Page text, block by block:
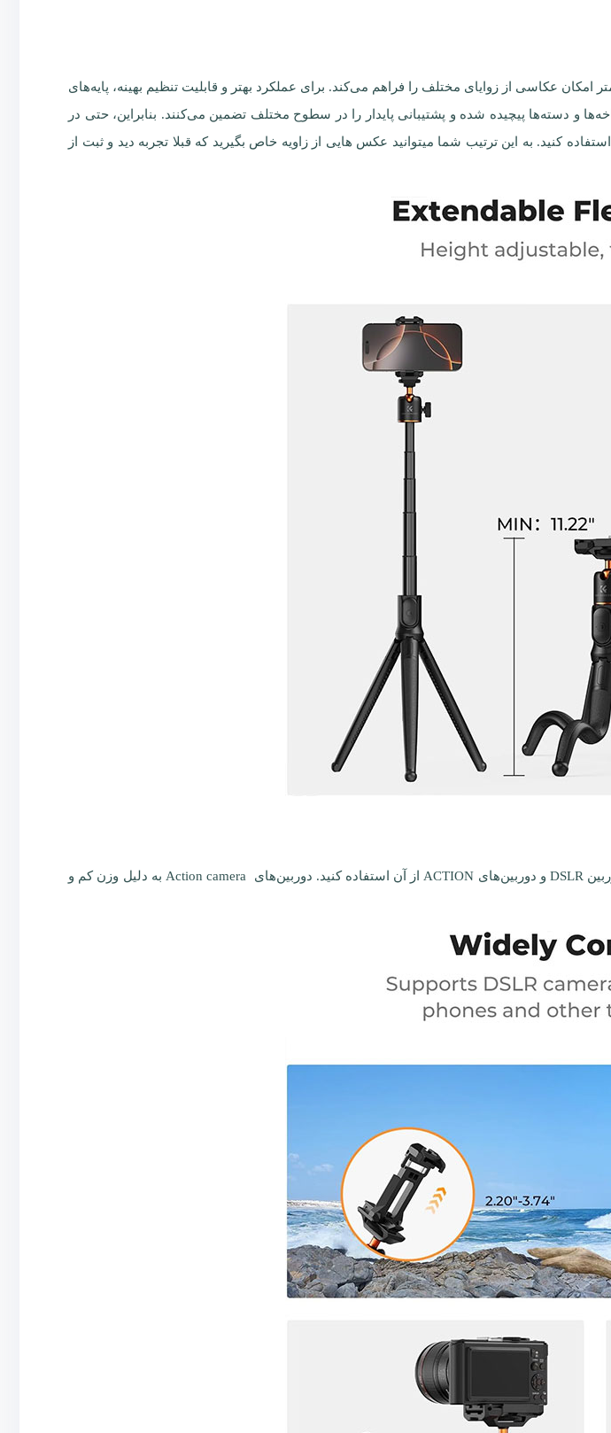
سلفی کوچک و سبک با قابلیت تنظیم ارتفاع از ۲۶ سانتی متر تا ۶۰ سانتی متر امکان عکاسی از زوایای مختلف را فراهم می‌کند. برای عملکرد بهتر و قابلیت تنظیم بهینه، پایه‌های
و دسته‌ها پیچیده شده و پشتیبانی پایدار را در سطوح مختلف تضمین می‌کنند. بنابراین، حتی در
کنید. به این ترتیب شما میتوانید عکس هایی از زاویه خاص بگیرید که قبلا تجربه دید و ثبت از
پایه مونوپاد و عکاسی سلفی KF152 فقط برای تلفن همراه شما نیست؛ بلکه می‌توانید برای دوربین DSLR و دوربین‌های ACTION از آن استفاده کنید. دوربین‌های Action camera به دلیل وزن کم و